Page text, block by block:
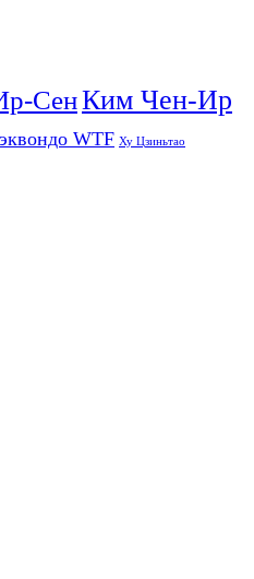
СенКим Чен-Ир
WTF Ху Цзиньтао